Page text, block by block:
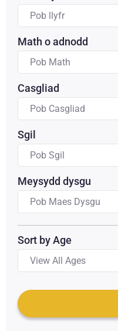
Math o adnodd
Casgliad
Sgil
Meysydd dysgu
Sort by Age